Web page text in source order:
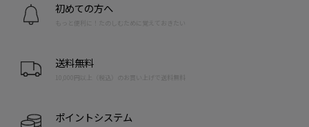
初めての方へ
もっと便利に！たのしむために覚えておきたい
送料無料
10,000円以上（税込）のお買い上げで送料無料
ポイントシステム